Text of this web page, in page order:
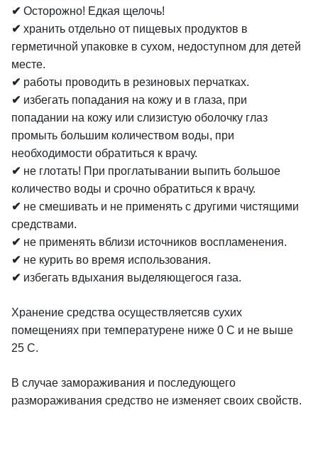
✔ Осторожно! Едкая щелочь!
✔ хранить отдельно от пищевых продуктов в
герметичной упаковке в сухом, недоступном для детей
месте.
✔ работы проводить в резиновых перчатках.
✔ избегать попадания на кожу и в глаза, при
попадании на кожу или слизистую оболочку глаз
промыть большим количеством воды, при
необходимости обратиться к врачу.
✔ не глотать! При проглатывании выпить большое
количество воды и срочно обратиться к врачу.
✔ не смешивать и не применять с другими чистящими
средствами.
✔ не применять вблизи источников воспламенения.
✔ не курить во время использования.
✔ избегать вдыхания выделяющегося газа.
Хранение средства осуществляетсяв сухих
помещениях при температурене ниже 0 С и не выше
25 С.
В случае замораживания и последующего
размораживания средство не изменяет своих свойств.